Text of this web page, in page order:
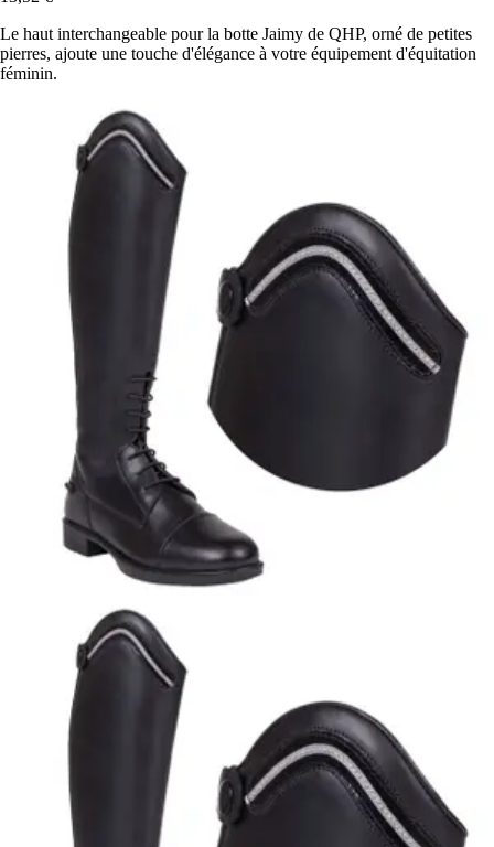
Le haut interchangeable pour la botte Jaimy de QHP, orné de petites
pierres, ajoute une touche d'élégance à votre équipement d'équitation
féminin.